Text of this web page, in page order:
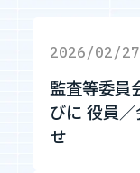
2026/02/27
監査等委員
びに 役員
せ